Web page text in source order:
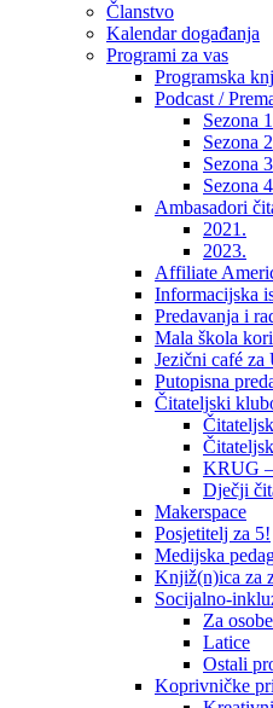
Članstvo
Kalendar događanja
Programi za vas
Programska
Podcast /
Sezona 1
Sezona 2
Sezona 3
Sezona 4
Ambasadori
2021.
2023.
Affiliate
Informacijska
Predavanja i
Mala škola
Jezični café za
Putopisna
Čitateljski
KRUG
Dječji
Makerspace
Posjetitelj za 5!
Medijska
Knjiž(n)ica za
Socijalno-
Za
Latice
Ostali
Koprivničke